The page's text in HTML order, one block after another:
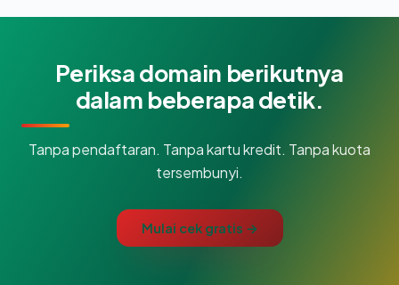
Periksa domain berikutnya
dalam beberapa detik.
Tanpa pendaftaran. Tanpa kartu kredit. Tanpa kuota
tersembunyi.
Mulai cek gratis →